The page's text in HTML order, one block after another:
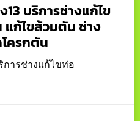
บริการช่างแก้ไข
ก้ไขส้วมตัน ช่าง
ครกตัน
การช่างแก้ไขท่อ